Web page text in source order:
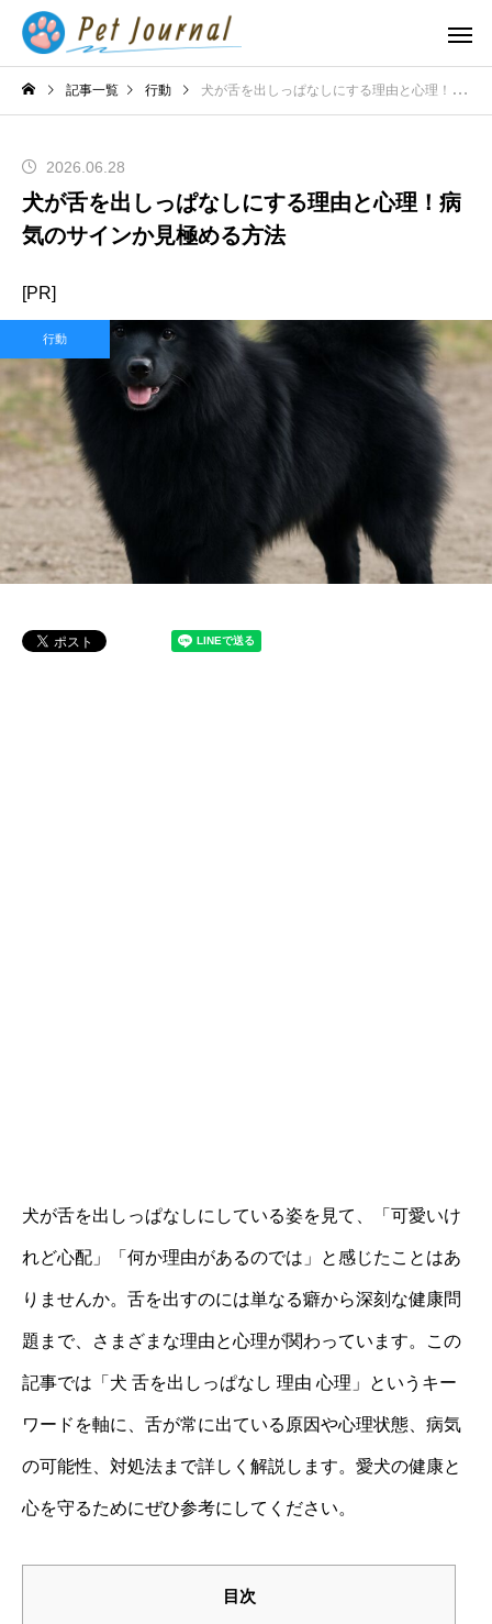
記事一覧 行動 犬が舌を出しっぱなしにする理由と心理！病気のサインか見極める方法
2026.06.28
犬が舌を出しっぱなしにする理由と心理！病
気のサインか見極める方法
[PR]
行動
犬が舌を出しっぱなしにしている姿を見て、「可愛いけ
れど心配」「何か理由があるのでは」と感じたことはあ
りませんか。舌を出すのには単なる癖から深刻な健康問
題まで、さまざまな理由と心理が関わっています。この
記事では「犬 舌を出しっぱなし 理由 心理」というキー
ワードを軸に、舌が常に出ている原因や心理状態、病気
の可能性、対処法まで詳しく解説します。愛犬の健康と
心を守るためにぜひ参考にしてください。
目次